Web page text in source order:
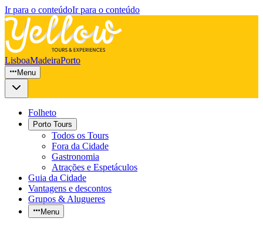
Ir para o conteúdoIr para o conteúdo
LisboaMadeiraPorto
Menu
Folheto
Porto Tours
Todos os Tours
Fora da Cidade
Gastronomia
Atrações e Espetáculos
Guia da Cidade
Vantagens e descontos
Grupos & Alugueres
Menu